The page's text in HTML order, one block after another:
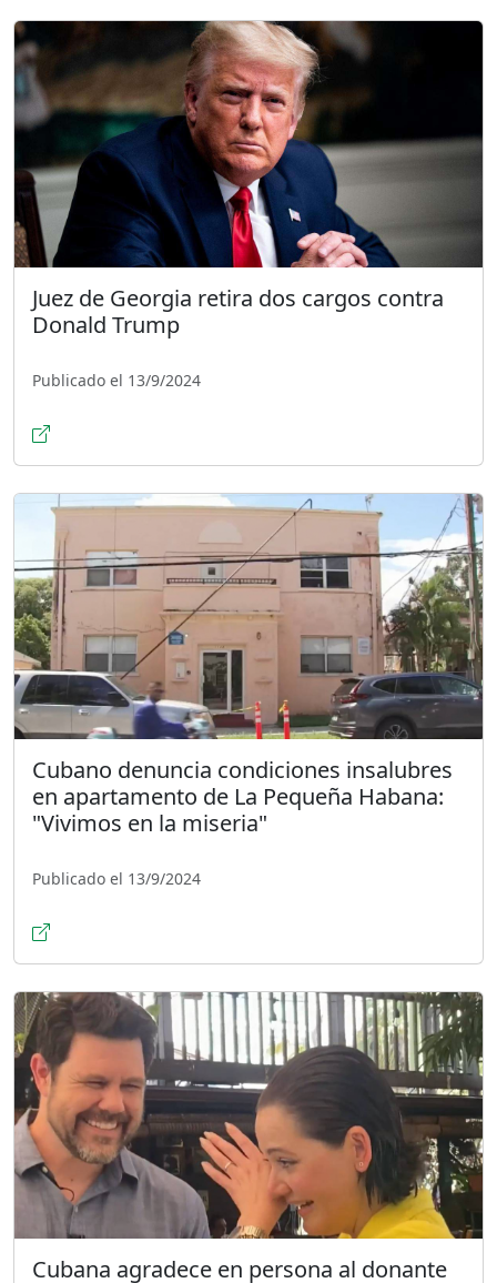
Juez de Georgia retira dos cargos contra
Donald Trump
Publicado el 13/9/2024
Cubano denuncia condiciones insalubres
en apartamento de La Pequeña Habana:
"Vivimos en la miseria"
Publicado el 13/9/2024
Cubana agradece en persona al donante